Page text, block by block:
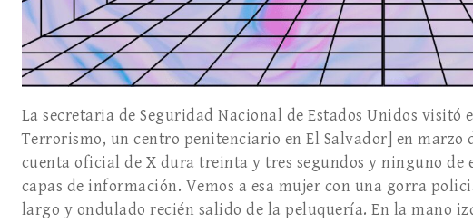
La secretaria de Seguridad Nacional de Esta­dos Unidos visitó
Terrorismo, un centro penitenciario en El Salvador] en marzo
cuenta oficial de X dura treinta y tres segundos y ninguno de
capas de información. Ve­mos a esa mujer con una gorra
largo y ondulado recién salido de la peluquería. En la mano